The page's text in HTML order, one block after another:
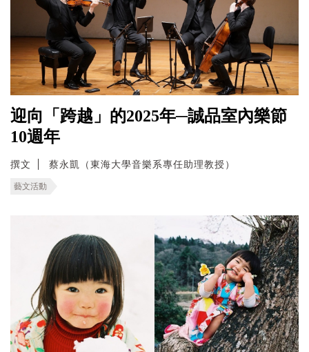
迎向「跨越」的2025年─誠品室內樂節
10週年
撰文 蔡永凱（東海大學音樂系專任助理教授）
藝文活動